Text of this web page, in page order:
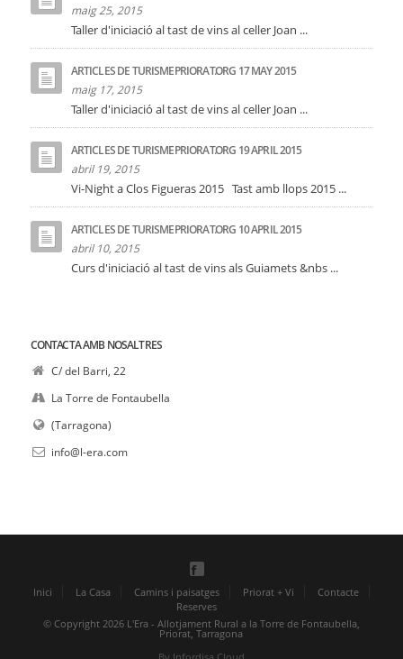
maig 25, 2015
Taller d'iniciació al tast de vins al celler Joan ...
ARTICLES DE TURISMEPRIORAT.ORG 17 MAY 2015
maig 17, 2015
Taller d'iniciació al tast de vins al celler Joan ...
ARTICLES DE TURISMEPRIORAT.ORG 19 APRIL 2015
abril 19, 2015
Vi-Night a Clos Figueras 2015 Tast amb llops 2015 ...
ARTICLES DE TURISMEPRIORAT.ORG 10 APRIL 2015
abril 10, 2015
Curs d'iniciació al tast de vins als Guiamets &nbs ...
CONTACTA AMB NOSALTRES
C/ del Barri, 22
La Torre de Fontaubella
(Tarragona)
info@l-era.com
Inici La Casa Camins i paisatges Priorat + Vi
Contacte
Reserves
© Copyright 2026 L'Era - Allotjament Rural a la Torre de Fontaubella,
Priorat, Tarragona